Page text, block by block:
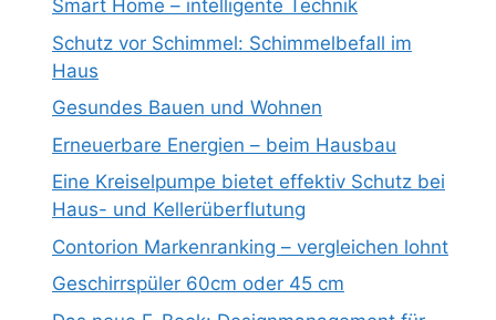
Smart Home – intelligente Technik
Schutz vor Schimmel: Schimmelbefall im
Haus
Gesundes Bauen und Wohnen
Erneuerbare Energien – beim Hausbau
Eine Kreiselpumpe bietet effektiv Schutz bei
Haus- und Kellerüberflutung
Contorion Markenranking – vergleichen lohnt
Geschirrspüler 60cm oder 45 cm